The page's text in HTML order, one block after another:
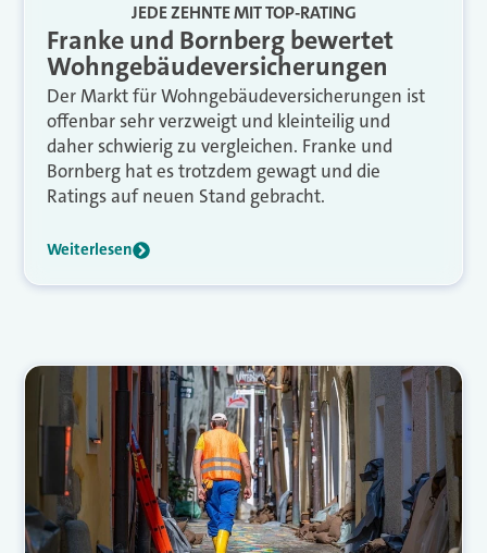
JEDE ZEHNTE MIT TOP-RATING
Franke und Bornberg bewertet
Wohngebäudeversicherungen
Der Markt für Wohngebäudeversicherungen ist
offenbar sehr verzweigt und kleinteilig und
daher schwierig zu vergleichen. Franke und
Bornberg hat es trotzdem gewagt und die
Ratings auf neuen Stand gebracht.
Weiterlesen